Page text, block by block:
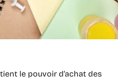
le pouvoir d’achat des